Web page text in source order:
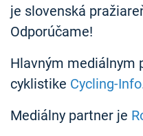
je slovenská
Odporúčame!
Hlavným mediálnym
cyklistike Cycling-
Mediálny partner je